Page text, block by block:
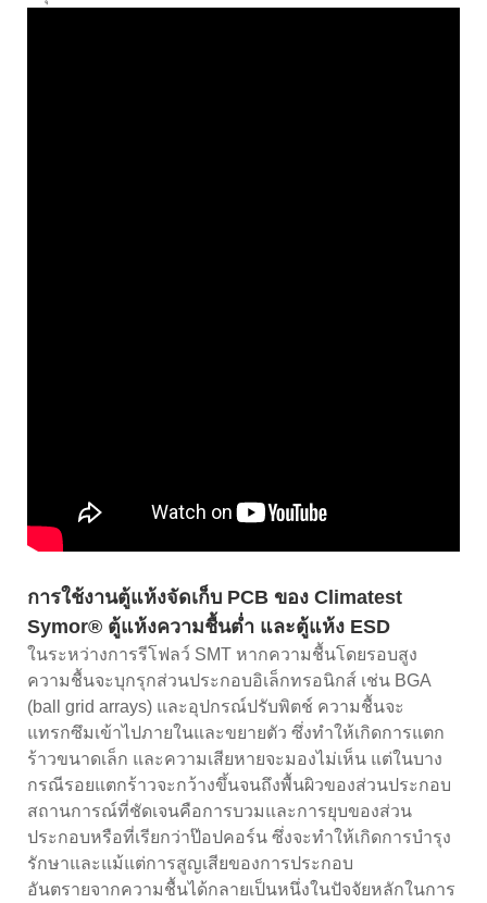
การใช้งานตู้แห้งจัดเก็บ PCB ของ Climatest
Symor® ตู้แห้งความชื้นต่ำ และตู้แห้ง ESD
ในระหว่างการรีโฟลว์ SMT หากความชื้นโดยรอบสูง
ความชื้นจะบุกรุกส่วนประกอบอิเล็กทรอนิกส์ เช่น BGA
(ball grid arrays) และอุปกรณ์ปรับพิตช์ ความชื้นจะ
แทรกซึมเข้าไปภายในและขยายตัว ซึ่งทำให้เกิดการแตก
ร้าวขนาดเล็ก และความเสียหายจะมองไม่เห็น แต่ในบาง
กรณีรอยแตกร้าวจะกว้างขึ้นจนถึงพื้นผิวของส่วนประกอบ
สถานการณ์ที่ชัดเจนคือการบวมและการยุบของส่วน
ประกอบหรือที่เรียกว่าป๊อปคอร์น ซึ่งจะทำให้เกิดการบำรุง
รักษาและแม้แต่การสูญเสียของการประกอบ
อันตรายจากความชื้นได้กลายเป็นหนึ่งในปัจจัยหลักในการ